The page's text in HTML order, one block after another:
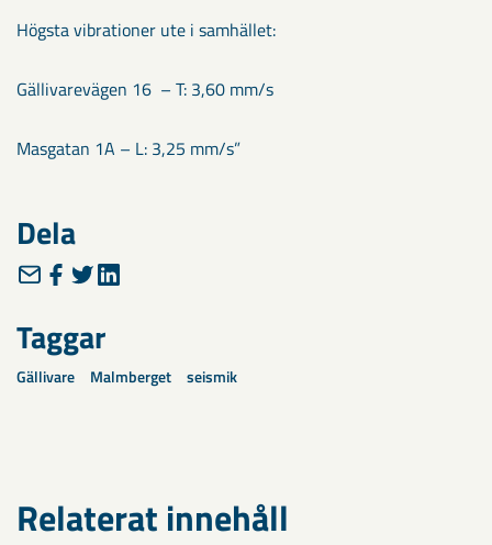
Högsta vibrationer ute i samhället:
Gällivarevägen 16 – T: 3,60 mm/s
Masgatan 1A – L: 3,25 mm/s”
Dela
Taggar
Gällivare Malmberget seismik
Relaterat innehåll